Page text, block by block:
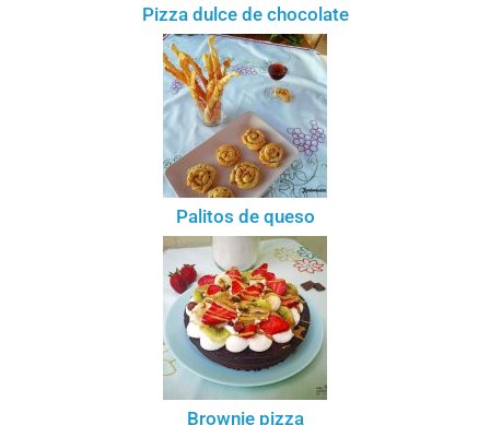
Pizza dulce de chocolate
Palitos de queso
Brownie pizza